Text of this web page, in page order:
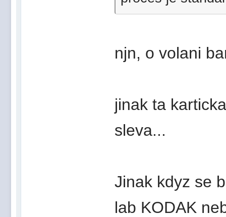
njn, o volani
jinak ta
sleva...
Jinak kdyz se
lab KODAK